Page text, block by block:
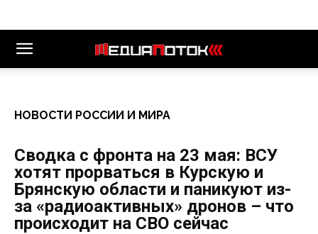
НОВОСТИ РОССИИ И МИРА
Сводка с фронта на 23 мая: ВСУ
хотят прорваться в Курскую и
Брянскую области и паникуют из-
за «радиоактивных» дронов – что
происходит на СВО сейчас